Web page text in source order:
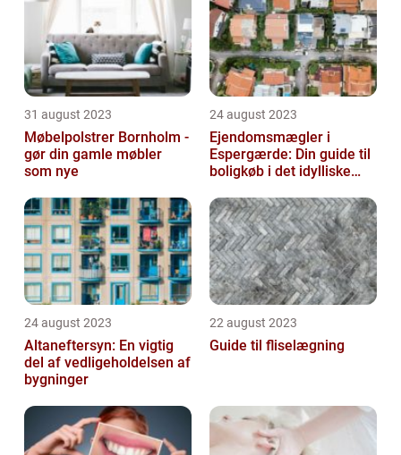
31 august 2023
Møbelpolstrer Bornholm -
gør din gamle møbler
som nye
24 august 2023
Ejendomsmægler i
Espergærde: Din guide til
boligkøb i det idylliske
24 august 2023
Altaneftersyn: En vigtig
del af vedligeholdelsen af
bygninger
22 august 2023
Guide til fliselægning